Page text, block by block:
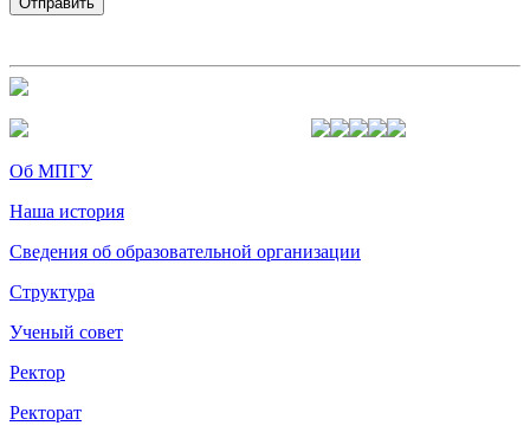
Об МПГУ
Наша история
Сведения об образовательной организации
Структура
Ученый совет
Ректор
Ректорат